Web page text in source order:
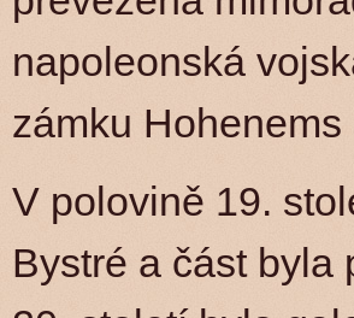
napoleonská
zámku
V polovině 19.
Bystré a část byla